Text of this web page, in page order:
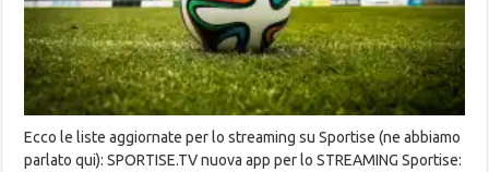
Ecco le liste aggiornate per lo streaming su Sportise (ne abbiamo
parlato qui): SPORTISE.TV nuova app per lo STREAMING Sportise: